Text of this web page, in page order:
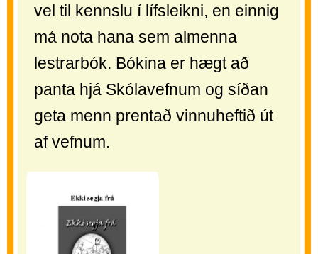
vel til kennslu í lífsleikni, en einnig
má nota hana sem almenna
lestrarbók. Bókina er hægt að
panta hjá Skólavefnum og síðan
geta menn prentað vinnuheftið út
af vefnum.